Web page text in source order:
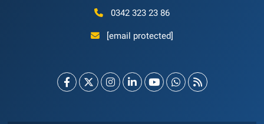
0342 323 23 86
[email protected]